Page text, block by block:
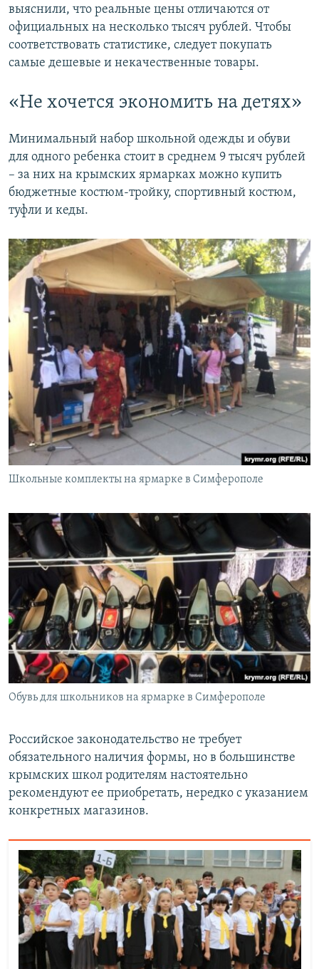
выяснили, что реальные цены отличаются от
официальных на несколько тысяч рублей. Чтобы
соответствовать статистике, следует покупать
самые дешевые и некачественные товары.
«Не хочется экономить на детях»
Минимальный набор школьной одежды и обуви
для одного ребенка стоит в среднем 9 тысяч рублей
– за них на крымских ярмарках можно купить
бюджетные костюм-тройку, спортивный костюм,
туфли и кеды.
Школьные комплекты на ярмарке в Симферополе
Обувь для школьников на ярмарке в Симферополе
Российское законодательство не требует
обязательного наличия формы, но в большинстве
крымских школ родителям настоятельно
рекомендуют ее приобретать, нередко с указанием
конкретных магазинов.